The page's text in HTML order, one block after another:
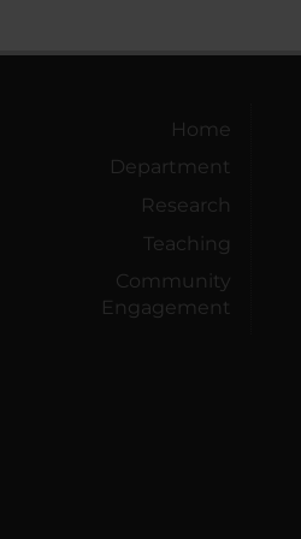
Home
Department
Research
Teaching
Community
Engagement